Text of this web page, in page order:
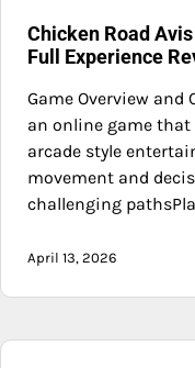
Chicken Road
Full Experience
Game Overview and
an online game
arcade style
movement and
challenging
April 13, 2026